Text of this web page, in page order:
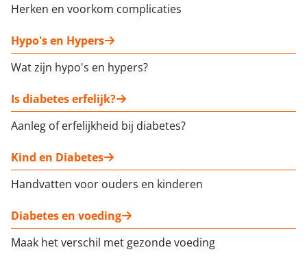
Herken en voorkom complicaties
Hypo's en Hypers
Wat zijn hypo's en hypers?
Is diabetes erfelijk?
Aanleg of erfelijkheid bij diabetes?
Kind en Diabetes
Handvatten voor ouders en kinderen
Diabetes en voeding
Maak het verschil met gezonde voeding